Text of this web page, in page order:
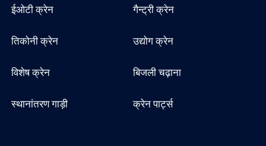
ईओटी क्रेन
गैन्ट्री क्रेन
तिकोनी क्रेन
उद्योग क्रेन
विशेष क्रेन
बिजली चढ़ाना
स्थानांतरण गाड़ी
क्रेन पार्ट्स